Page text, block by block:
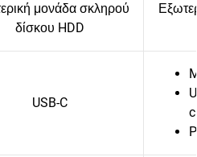
μονάδα σκληρού
δίσκου HDD
USB-C